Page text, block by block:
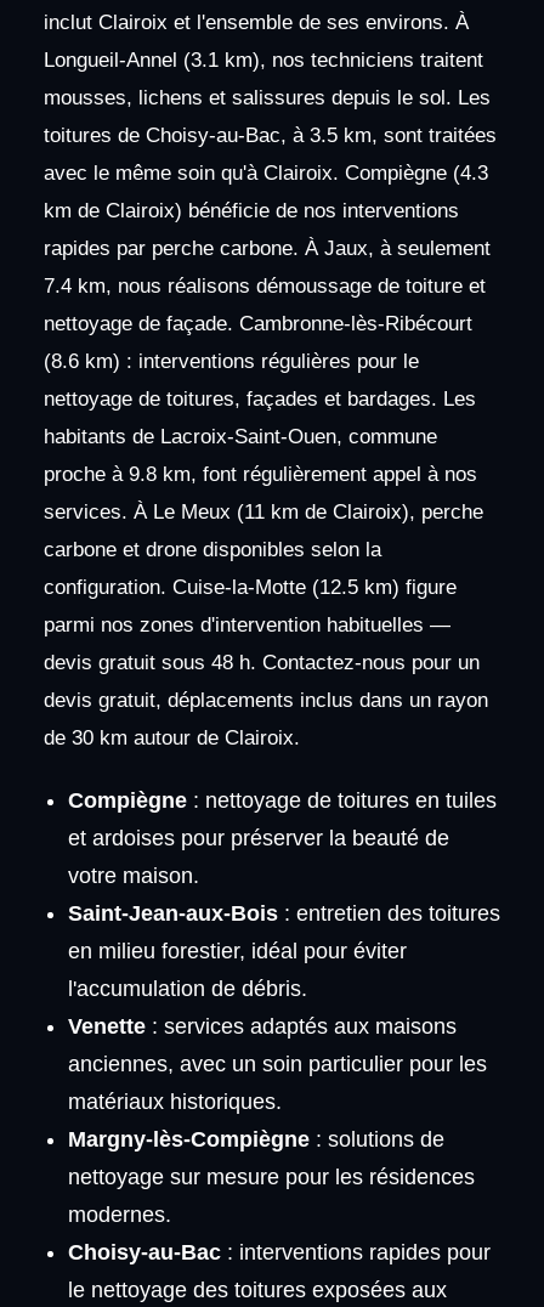
inclut Clairoix et l'ensemble de ses environs. À
Longueil-Annel (3.1 km), nos techniciens traitent
mousses, lichens et salissures depuis le sol. Les
toitures de Choisy-au-Bac, à 3.5 km, sont traitées
avec le même soin qu'à Clairoix. Compiègne (4.3
km de Clairoix) bénéficie de nos interventions
rapides par perche carbone. À Jaux, à seulement
7.4 km, nous réalisons démoussage de toiture et
nettoyage de façade. Cambronne-lès-Ribécourt
(8.6 km) : interventions régulières pour le
nettoyage de toitures, façades et bardages. Les
habitants de Lacroix-Saint-Ouen, commune
proche à 9.8 km, font régulièrement appel à nos
services. À Le Meux (11 km de Clairoix), perche
carbone et drone disponibles selon la
configuration. Cuise-la-Motte (12.5 km) figure
parmi nos zones d'intervention habituelles —
devis gratuit sous 48 h. Contactez-nous pour un
devis gratuit, déplacements inclus dans un rayon
de 30 km autour de Clairoix.
Compiègne: nettoyage de toitures en tuiles
et ardoises pour préserver la beauté de
votre maison.
Saint-Jean-aux-Bois: entretien des toitures
en milieu forestier, idéal pour éviter
l'accumulation de débris.
Venette: services adaptés aux maisons
anciennes, avec un soin particulier pour les
matériaux historiques.
Margny-lès-Compiègne: solutions de
nettoyage sur mesure pour les résidences
modernes.
Choisy-au-Bac: interventions rapides pour
le nettoyage des toitures exposées aux